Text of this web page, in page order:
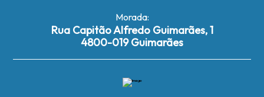
Morada:
Rua Capitão Alfredo Guimarães, 1
4800-019 Guimarães